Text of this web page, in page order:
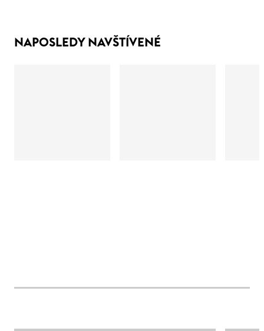
NAPOSLEDY NAVŠTÍVENÉ